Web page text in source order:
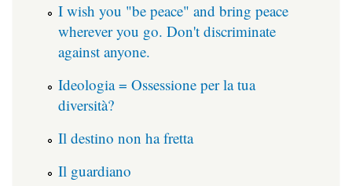
I wish you "be peace" and bring peace
wherever you go. Don't discriminate
against anyone.
Ideologia = Ossessione per la tua
diversità?
Il destino non ha fretta
Il guardiano